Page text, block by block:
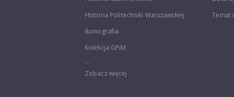
Historia Politechniki Warszawskiej
Ikonografia
Kolekcja GPiM
...
Zobacz więcej
Temat